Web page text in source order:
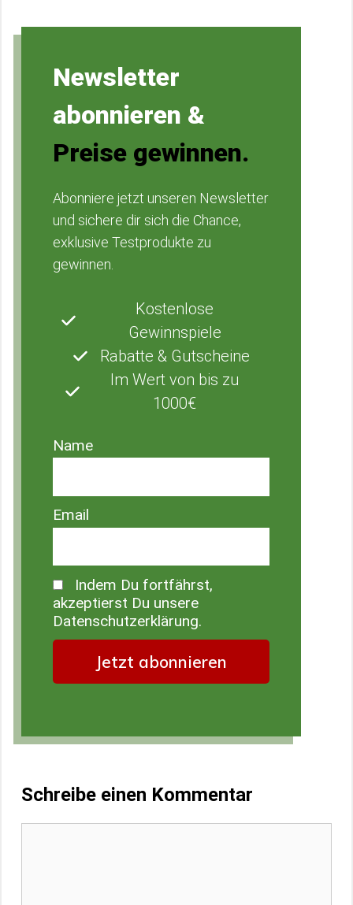
Newsletter
abonnieren &
Preise gewinnen.
Abonniere jetzt unseren Newsletter
und sichere dir sich die Chance,
exklusive Testprodukte zu
gewinnen.
Kostenlose
Gewinnspiele
Rabatte & Gutscheine
Im Wert von bis zu
1000€
Name
Email
Indem Du fortfährst,
akzeptierst Du unsere
Datenschutzerklärung.
Schreibe einen Kommentar